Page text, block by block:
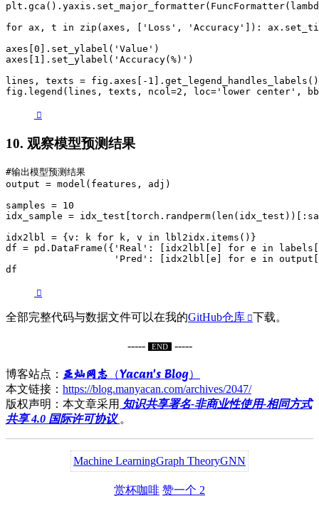
for ax, t in zip(axes, ['Loss', 'Accuracy']):
axes[0].set_ylabel('Value')
axes[1].set_ylabel('Accuracy(%)')
lines, texts = fig.axes[-1].get_legend_handles_labels()
fig.legend(lines, texts, ncol=2, loc='lower center',
10. 观察模型预测结果
#输出模型预测结果
output = model(features, adj)
samples = 10
idx_sample =
idx2lbl = {v: k for k, v in lbl2idx.items()}
df = pd.DataFrame({'Real': [idx2lbl[e] for e in
'Pred': [idx2lbl[e] for e in
df
全部完整代码与数据文件可以在我的GitHub仓库 下载。
----- END -----
博客站点： 亚灿网志（Yacan's Blog）
本文链接： https://blog.manyacan.com/archives/2047/
版权声明：本文章采用 知识共享署名-非商业性使用-相同方式
共享 4.0 国际许可协议。
Machine LearningGraph TheoryGNN
赏杯咖啡 赞一个 2